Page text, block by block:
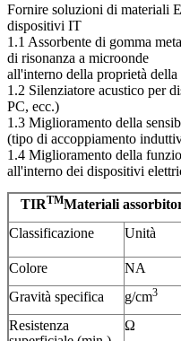
Fornire soluzioni di materiali
dispositivi IT
1.1 Assorbente di gomma
di risonanza a microonde
all'interno della proprietà della
1.2 Silenziatore acustico per
PC, ecc.)
1.3 Miglioramento della
(tipo di accoppiamento
1.4 Miglioramento della
all'interno dei dispositivi
TIRTMMateriali
Classificazione
Unità
Colore
NA
Gravità specifica
g/cm3
Resistenza
Ω